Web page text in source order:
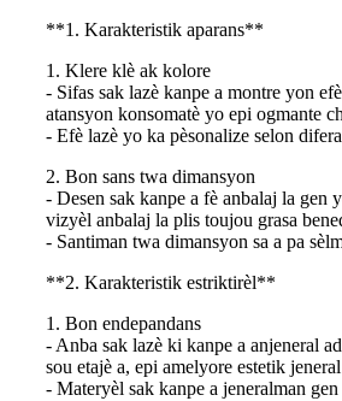
**1. Karakteristik aparans**
1. Klere klè ak kolore
- Sifas sak lazè kanpe a montre yon
atansyon konsomatè yo epi ogmante
- Efè lazè yo ka pèsonalize selon
2. Bon sans twa dimansyon
- Desen sak kanpe a fè anbalaj la gen
vizyèl anbalaj la plis toujou grasa
- Santiman twa dimansyon sa a pa
**2. Karakteristik estriktirèl**
1. Bon endepandans
- Anba sak lazè ki kanpe a anjeneral
sou etajè a, epi amelyore estetik
- Materyèl sak kanpe a jeneralman